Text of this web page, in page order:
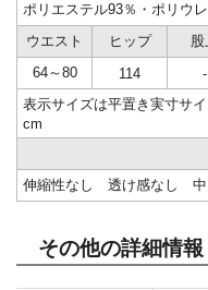
ポリエステル93％・ポリウ
ウエスト
ヒップ 股
64～80
114 -
表示サイズは平置き実寸サ
cm
伸縮性なし 透け感なし
その他の詳細情報